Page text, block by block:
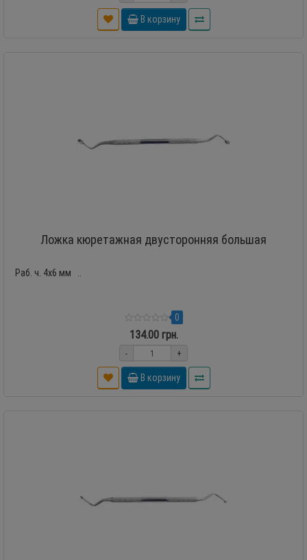
В корзину
Ложка кюретажная двусторонняя большая
Раб. ч. 4х6 мм ..
0
134.00 грн.
- +
В корзину